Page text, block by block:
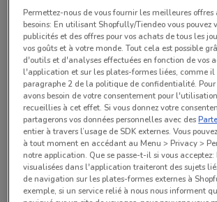
Aucun catalogue disponible pour
Magasins Mini dans les environs
Permettez-nous de vous fournir les meilleures offres
besoins: En utilisant Shopfully/Tiendeo vous pouvez
publicités et des offres pour vos achats de tous les
vos goûts et à votre monde. Tout cela est possible
d'outils et d'analyses effectuées en fonction de vos
l'application et sur les plates-formes liées, comme il
paragraphe 2 de la politique de confidentialité. Pour
avons besoin de votre consentement pour
recueillies à cet effet. Si vous donnez votre
partagerons vos données personnelles avec des
entier à travers l’usage de SDK externes. Vous
à tout moment en accédant au Menu > Privacy >
notre application. Que se passe-t-il si vous acceptez:
visualisées dans l'application traiteront des sujets
de navigation sur les plates-formes externes à
exemple, si un service relié à nous nous informent